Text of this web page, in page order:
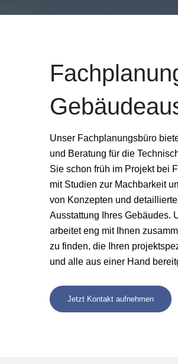
Unser Fachplanungsbüro
und Beratung für die
Sie schon früh im Projekt bei
mit Studien zur Machbarkeit
von Konzepten und
Ausstattung Ihres Gebäudes.
arbeitet eng mit Ihnen
zu finden, die Ihren
und alle aus einer Hand
Jetzt Kontakt aufnehmen